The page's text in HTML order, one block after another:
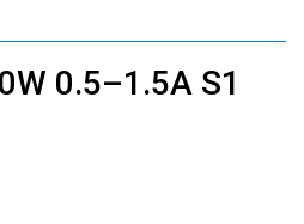
0.5–1.5A S1